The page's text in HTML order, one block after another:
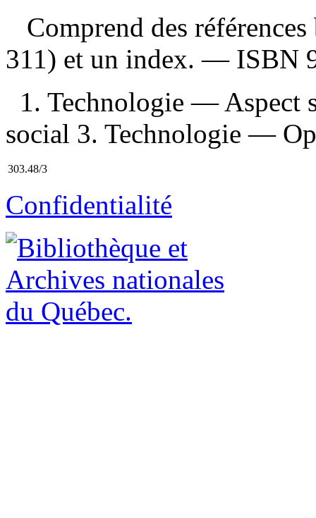
Comprend des
311) et un index. — ISBN
1. Technologie — Aspect
social 3. Technologie —
303.48/3
Confidentialité